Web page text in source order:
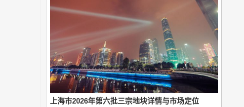
上海市2026年第六批三宗地块详情与市场定位